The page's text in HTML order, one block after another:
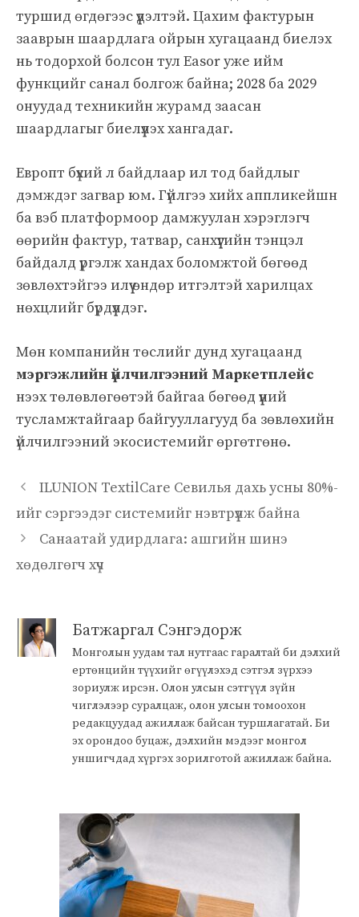
туршид өгдөгээс үүдэлтэй. Цахим фактурын
зааврын шаардлага ойрын хугацаанд биелэх
нь тодорхой болсон тул Easor уже ийм
функцийг санал болгож байна; 2028 ба 2029
онуудад техникийн журамд заасан
шаардлагыг биелүүлэх хангадаг.
Европт бүхий л байдлаар ил тод байдлыг
дэмждэг загвар юм. Гүйлгээ хийх аппликейшн
ба вэб платформоор дамжуулан хэрэглэгч
өөрийн фактур, татвар, санхүүгийн тэнцэл
байдалд үргэлж хандах боломжтой бөгөөд
зөвлөхтэйгээ илүү өндөр итгэлтэй харилцах
нөхцлийг бүрдүүлдэг.
Мөн компанийн төслийг дунд хугацаанд
мэргэжлийн үйлчилгээний Маркетплейс
нээх төлөвлөгөөтэй байгаа бөгөөд үүний
тусламжтайгаар байгууллагууд ба зөвлөхийн
үйлчилгээний экосистемийг өргөтгөнө.
ILUNION TextilCare Севилья дахь усны 80%-
ийг сэргээдэг системийг нэвтрүүлж байна
Санаатай удирдлага: ашгийн шинэ
хөдөлгөгч хүч
Батжаргал Сэнгэдорж
Монголын уудам тал нутгаас гаралтай би дэлхий
ертөнцийн түүхийг өгүүлэхэд сэтгэл зүрхээ
зориулж ирсэн. Олон улсын сэтгүүл зүйн
чиглэлээр суралцаж, олон улсын томоохон
редакцуудад ажиллаж байсан туршлагатай. Би
эх орондоо буцаж, дэлхийн мэдээг монгол
уншигчдад хүргэх зорилготой ажиллаж байна.